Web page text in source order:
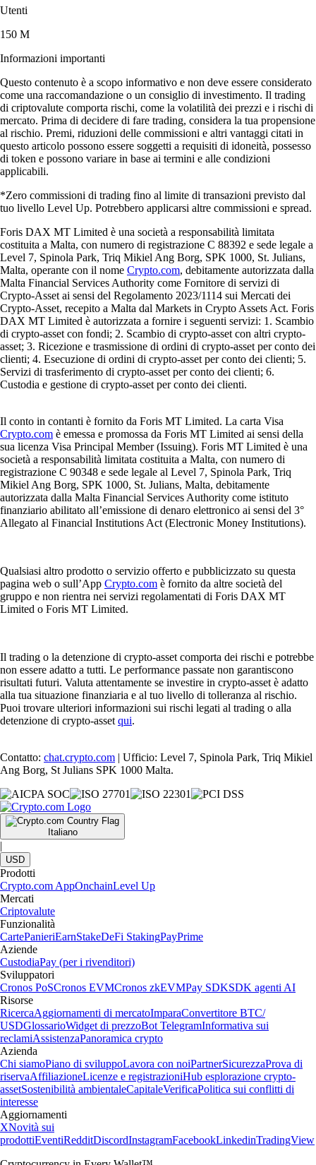
Utenti
150 M
Informazioni importanti
Questo contenuto è a scopo informativo e non deve essere considerato
come una raccomandazione o un consiglio di investimento. Il trading
di criptovalute comporta rischi, come la volatilità dei prezzi e i rischi di
mercato. Prima di decidere di fare trading, considera la tua propensione
al rischio. Premi, riduzioni delle commissioni e altri vantaggi citati in
questo articolo possono essere soggetti a requisiti di idoneità, possesso
di token e possono variare in base ai termini e alle condizioni
applicabili.
*Zero commissioni di trading fino al limite di transazioni previsto dal
tuo livello Level Up. Potrebbero applicarsi altre commissioni e spread.
Foris DAX MT Limited è una società a responsabilità limitata
costituita a Malta, con numero di registrazione C 88392 e sede legale a
Level 7, Spinola Park, Triq Mikiel Ang Borg, SPK 1000, St. Julians,
Malta, operante con il nome Crypto.com, debitamente autorizzata dalla
Malta Financial Services Authority come Fornitore di servizi di
Crypto-Asset ai sensi del Regolamento 2023/1114 sui Mercati dei
Crypto-Asset, recepito a Malta dal Markets in Crypto Assets Act. Foris
DAX MT Limited è autorizzata a fornire i seguenti servizi: 1. Scambio
di crypto-asset con fondi; 2. Scambio di crypto-asset con altri crypto-
asset; 3. Ricezione e trasmissione di ordini di crypto-asset per conto dei
clienti; 4. Esecuzione di ordini di crypto-asset per conto dei clienti; 5.
Servizi di trasferimento di crypto-asset per conto dei clienti; 6.
Custodia e gestione di crypto-asset per conto dei clienti.
Il conto in contanti è fornito da Foris MT Limited. La carta Visa
Crypto.com è emessa e promossa da Foris MT Limited ai sensi della
sua licenza Visa Principal Member (Issuing). Foris MT Limited è una
società a responsabilità limitata costituita a Malta, con numero di
registrazione C 90348 e sede legale al Level 7, Spinola Park, Triq
Mikiel Ang Borg, SPK 1000, St. Julians, Malta, debitamente
autorizzata dalla Malta Financial Services Authority come istituto
finanziario abilitato all’emissione di denaro elettronico ai sensi del 3°
Allegato al Financial Institutions Act (Electronic Money Institutions).
Qualsiasi altro prodotto o servizio offerto e pubblicizzato su questa
pagina web o sull’App Crypto.com è fornito da altre società del
gruppo e non rientra nei servizi regolamentati di Foris DAX MT
Limited o Foris MT Limited.
Il trading o la detenzione di crypto-asset comporta dei rischi e potrebbe
non essere adatto a tutti. Le performance passate non garantiscono
risultati futuri. Valuta attentamente se investire in crypto-asset è adatto
alla tua situazione finanziaria e al tuo livello di tolleranza al rischio.
Puoi trovare ulteriori informazioni sui rischi legati al trading o alla
detenzione di crypto-asset qui.
Contatto: chat.crypto.com | Ufficio: Level 7, Spinola Park, Triq Mikiel
Ang Borg, St Julians SPK 1000 Malta.
Italiano
|
USD
Prodotti
Crypto.com AppOnchainLevel Up
Mercati
Criptovalute
Funzionalità
CartePanieriEarnStakeDeFi StakingPayPrime
Aziende
CustodiaPay (per i rivenditori)
Sviluppatori
Cronos PoSCronos EVMCronos zkEVMPay SDKSDK agenti AI
Risorse
RicercaAggiornamenti di mercatoImparaConvertitore BTC/
USDGlossarioWidget di prezzoBot TelegramInformativa sui
reclamiAssistenzaPanoramica crypto
Azienda
Chi siamoPiano di sviluppoLavora con noiPartnerSicurezzaProva di
riservaAffiliazioneLicenze e registrazioniHub esplorazione crypto-
assetSostenibilità ambientaleCapitaleVerificaPolitica sui conflitti di
interesse
Aggiornamenti
XNovità sui
prodottiEventiRedditDiscordInstagramFacebookLinkedinTradingView